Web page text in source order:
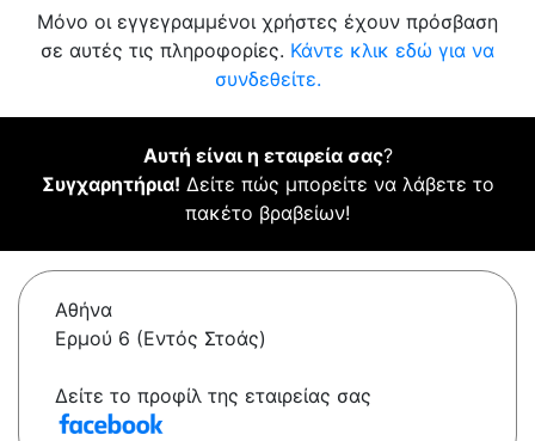
Μόνο οι εγγεγραμμένοι χρήστες έχουν πρόσβαση
σε αυτές τις πληροφορίες. Κάντε κλικ εδώ για να
συνδεθείτε.
Αυτή είναι η εταιρεία σας?
Συγχαρητήρια! Δείτε πώς μπορείτε να λάβετε το
πακέτο βραβείων!
Αθήνα
Ερμού 6 (Εντός Στοάς)
Δείτε το προφίλ της εταιρείας σας